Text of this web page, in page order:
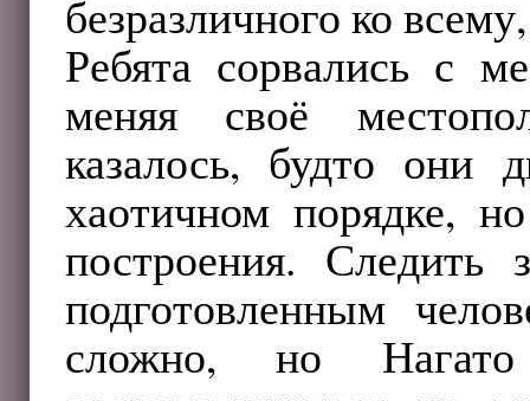
безразличного ко
Ребята сорвались с
меняя своё
казалось, будто они
хаотичном порядке,
построения.
подготовленным
сложно, но